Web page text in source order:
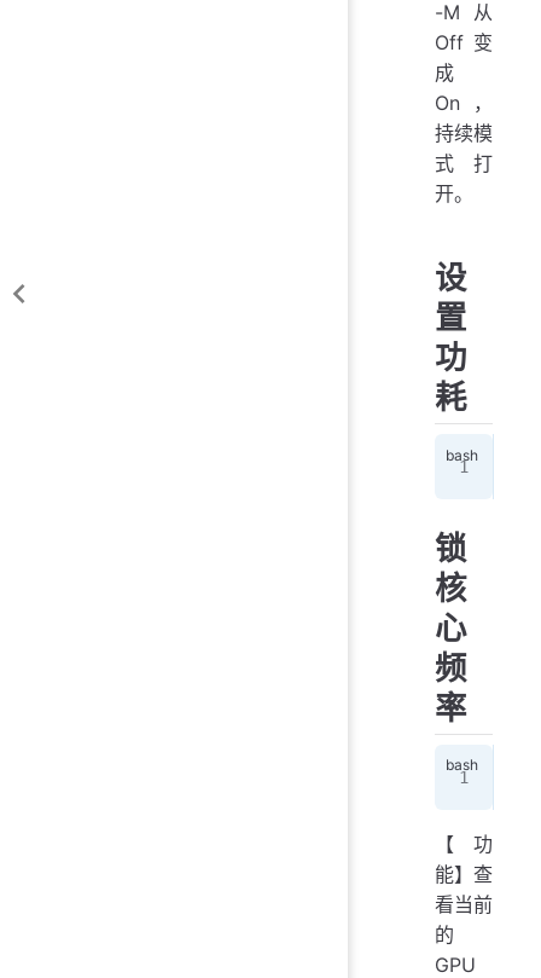
-M 从
Off 变
成
On，
持续模
式打
开。
设
置
功
耗
锁
核
心
频
率
【功
能】查
看当前
的
GPU